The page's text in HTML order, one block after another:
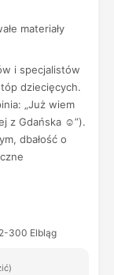
materiały
i specjalistów
dziecięcych.
„Już wiem
z Gdańska ☺️”).
dbałość o
300 Elbląg